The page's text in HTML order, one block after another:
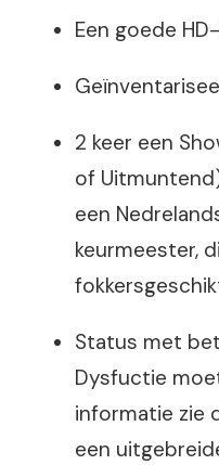
Een goede
2 keer een
of
een
keurmeester,
Status met
Dysfuctie
informatie zie
een